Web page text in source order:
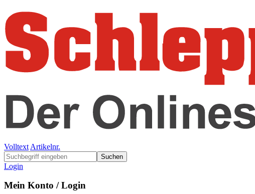
Volltext Artikelnr.
Suchen
Login
Mein Konto / Login